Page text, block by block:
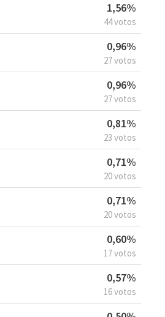
1,56%
44 votos
0,96%
27 votos
0,96%
27 votos
0,81%
23 votos
0,71%
20 votos
0,71%
20 votos
0,60%
17 votos
0,57%
16 votos